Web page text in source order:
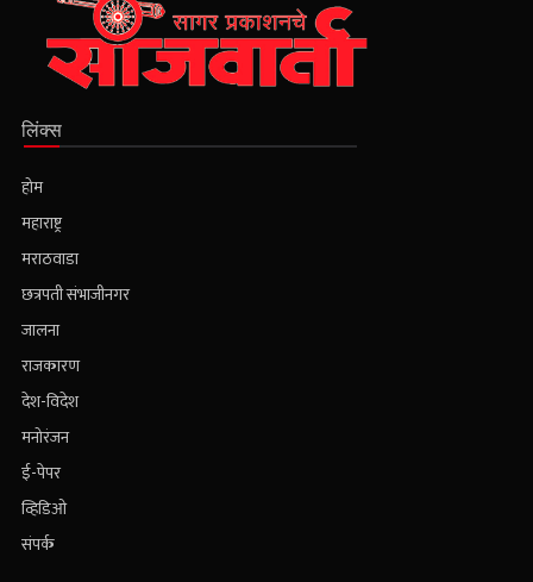
लिंक्स
होम
महाराष्ट्र
मराठवाडा
छत्रपती संभाजीनगर
जालना
राजकारण
देश-विदेश
मनोरंजन
ई-पेपर
व्हिडिओ
संपर्क